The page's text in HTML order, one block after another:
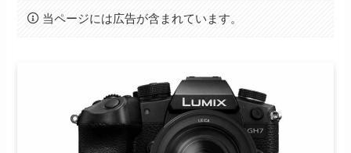
当ページには広告が含まれています。